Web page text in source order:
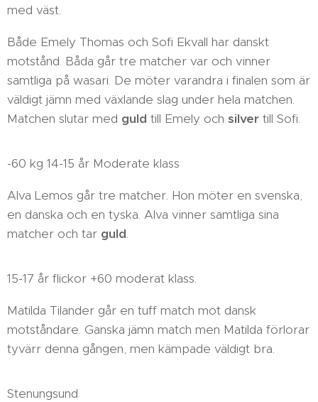
med väst.
Både Emely Thomas och Sofi Ekvall har danskt
motstånd. Båda går tre matcher var och vinner
samtliga på wasari. De möter varandra i finalen som är
väldigt jämn med växlande slag under hela matchen.
Matchen slutar med guld till Emely och silver till Sofi.
-60 kg 14-15 år Moderate klass
Alva Lemos går tre matcher. Hon möter en svenska,
en danska och en tyska. Alva vinner samtliga sina
matcher och tar guld.
15-17 år flickor +60 moderat klass.
Matilda Tilander går en tuff match mot dansk
motståndare. Ganska jämn match men Matilda förlorar
tyvärr denna gången, men kämpade väldigt bra.
Stenungsund